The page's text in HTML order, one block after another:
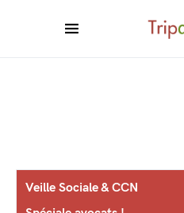
Veille Sociale & CCN